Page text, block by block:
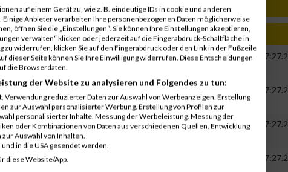
Name Jahr Nation Verein Net Brut
0000 GER CTS EVENTIM 00:39:11.4 00:57:27.2
CTS EVENTIM 00:57:27.2
0000 GER CTS EVENTIM 00:39:11.4 00:57:27.2
0000 00:57:27.2
auf einem Gerät zu, wie z. B. eindeutige IDs in cookie und anderen
Anbieter verarbeiten Ihre personenbezogenen Daten möglicherweise
öffnen Sie die „Einstellungen“. Sie können Ihre Einstellungen akzeptieren,
verwalten“ klicken oder jederzeit auf die Fingerabdruck-Schaltfläche in
widerrufen, klicken Sie auf den Fingerabdruck oder den Link in der Fußzeile
dieser Seite können Sie Ihre Einwilligung widerrufen. Diese Entscheidungen
die Browserdaten.
der Website zu analysieren und Folgendes zu tun:
reduzierter Daten zur Auswahl von Werbeanzeigen. Erstellung
zur Auswahl personalisierter Werbung. Erstellung von Profilen zur
personalisierter Inhalte. Messung der Werbeleistung. Messung der
oder Kombinationen von Daten aus verschiedenen Quellen. Entwicklung
Auswahl von Inhalten.
in die USA gesendet werden.
diese Website/App.